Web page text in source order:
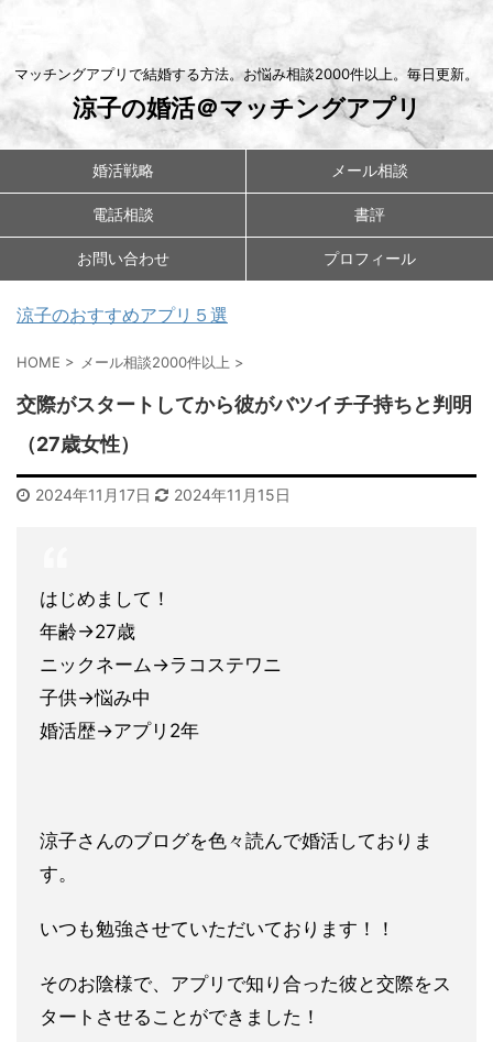
マッチングアプリで結婚する方法。お悩み相談2000件以上。毎日更新。
涼子の婚活＠マッチングアプリ
婚活戦略 メール相談
電話相談 書評
お問い合わせ プロフィール
涼子のおすすめアプリ５選
HOME > メール相談2000件以上 >
交際がスタートしてから彼がバツイチ子持ちと判明
（27歳女性）
2024年11月17日 2024年11月15日
はじめまして！
年齢→27歳
ニックネーム→ラコステワニ
子供→悩み中
婚活歴→アプリ2年
涼子さんのブログを色々読んで婚活しておりま
す。
いつも勉強させていただいております！！
そのお陰様で、アプリで知り合った彼と交際をス
タートさせること ができました！